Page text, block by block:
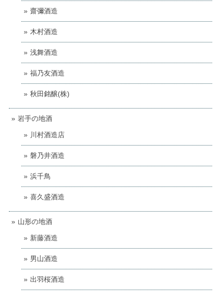
齋彌酒造
木村酒造
浅舞酒造
福乃友酒造
秋田銘醸(株)
岩手の地酒
川村酒造店
磐乃井酒造
浜千鳥
喜久盛酒造
山形の地酒
新藤酒造
男山酒造
出羽桜酒造